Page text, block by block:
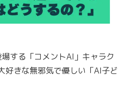
する「コメントAI」キャラク
好きな無邪気で優しい「AI子ど